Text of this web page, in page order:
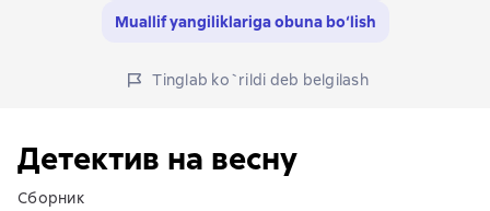
Muallif yangiliklariga obuna bo‘lish
Tinglab ko`rildi deb belgilash
Детектив на весну
Сборник